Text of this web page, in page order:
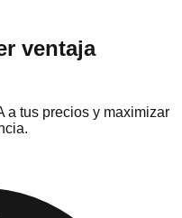
ventaja
a tus precios y maximizar